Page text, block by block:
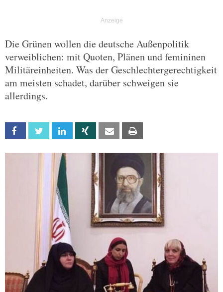
Die Grünen wollen die deutsche Außenpolitik
verweiblichen: mit Quoten, Plänen und femininen
Militäreinheiten. Was der Geschlechtergerechtigkeit
am meisten schadet, darüber schweigen sie
allerdings.
Facebook Twitter Linkedin Xing Email